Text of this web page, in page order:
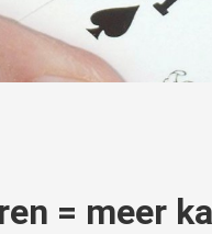
= meer